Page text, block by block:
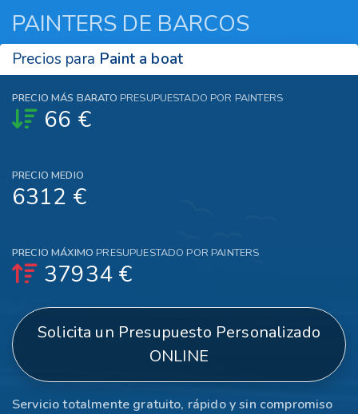
PAINTERS DE BARCOS
Precios para Paint a boat
PRECIO MÁS BARATO PRESUPUESTADO POR PAINTERS
66 €
PRECIO MEDIO
6312 €
PRECIO MÁXIMO PRESUPUESTADO POR PAINTERS
37934 €
Solicita un Presupuesto Personalizado
ONLINE
Servicio totalmente gratuito, rápido y sin compromiso